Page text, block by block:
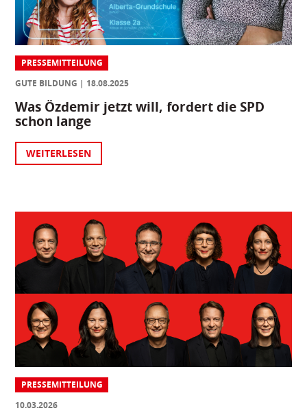
PRESSEMITTEILUNG
GUTE BILDUNG
18.08.2025
Was Özdemir jetzt will, fordert die SPD
schon lange
WEITERLESEN
PRESSEMITTEILUNG
10.03.2026